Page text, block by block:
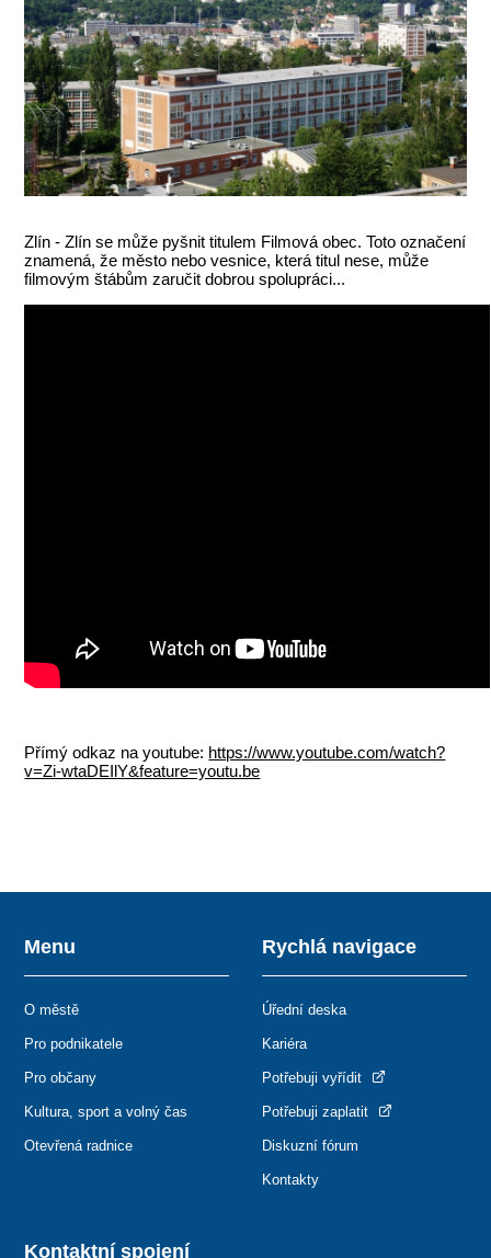
Zlín - Zlín se může pyšnit titulem Filmová obec. Toto označení
znamená, že město nebo vesnice, která titul nese, může
filmovým štábům zaručit dobrou spolupráci...
Přímý odkaz na youtube: https://www.youtube.com/watch?
v=Zi-wtaDEIlY&feature=youtu.be
Kontaktní spojení
Menu
O městě
Pro podnikatele
Pro občany
Kultura, sport a volný čas
Otevřená radnice
Rychlá navigace
Úřední deska
Kariéra
Potřebuji vyřídit
Potřebuji zaplatit
Diskuzní fórum
Kontakty